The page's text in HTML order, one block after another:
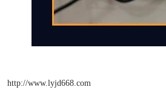
http://www.lyjd668.com